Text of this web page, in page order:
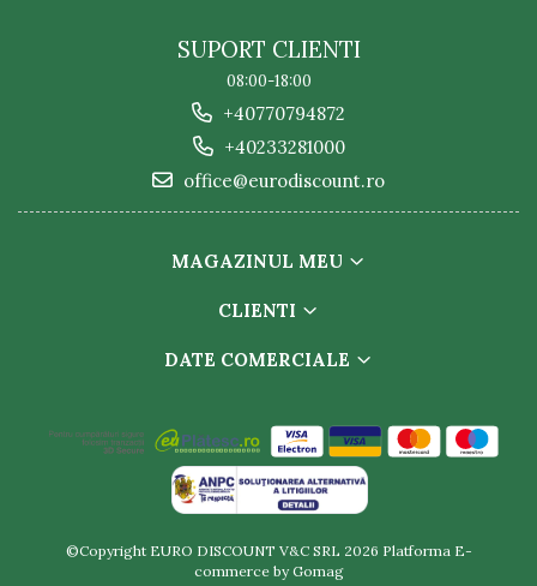
SUPORT CLIENTI
08:00-18:00
+40770794872
+40233281000
office@eurodiscount.ro
MAGAZINUL MEU
CLIENTI
DATE COMERCIALE
©Copyright EURO DISCOUNT V&C SRL 2026 Platforma E-
commerce by Gomag